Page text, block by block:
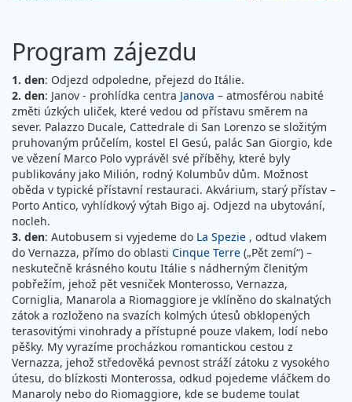
Program zájezdu
1. den: Odjezd odpoledne, přejezd do Itálie.
2. den: Janov - prohlídka centra Janova – atmosférou nabité
změti úzkých uliček, které vedou od přístavu směrem na
sever. Palazzo Ducale, Cattedrale di San Lorenzo se složitým
pruhovaným průčelím, kostel El Gesú, palác San Giorgio, kde
ve vězení Marco Polo vyprávěl své příběhy, které byly
publikovány jako Milión, rodný Kolumbův dům. Možnost
oběda v typické přístavní restauraci. Akvárium, starý přístav –
Porto Antico, vyhlídkový výtah Bigo aj. Odjezd na ubytování,
nocleh.
3. den: Autobusem si vyjedeme do La Spezie , odtud vlakem
do Vernazza, přímo do oblasti Cinque Terre („Pět zemí“) –
neskutečně krásného koutu Itálie s nádherným členitým
pobřežím, jehož pět vesniček Monterosso, Vernazza,
Corniglia, Manarola a Riomaggiore je vklíněno do skalnatých
zátok a rozloženo na svazích kolmých útesů obklopených
terasovitými vinohrady a přístupné pouze vlakem, lodí nebo
pěšky. My vyrazíme procházkou romantickou cestou z
Vernazza, jehož středověká pevnost stráží zátoku z vysokého
útesu, do blízkosti Monterossa, odkud pojedeme vláčkem do
Manaroly nebo do Riomaggiore, kde se budeme toulat